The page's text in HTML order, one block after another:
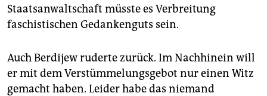
Staatsanwaltschaft müsste es Verbreitung
faschistischen Gedankenguts sein.
Auch Berdijew ruderte zurück. Im Nachhinein will
er mit dem Verstümmelungsgebot nur einen Witz
gemacht haben. Leider habe das niemand